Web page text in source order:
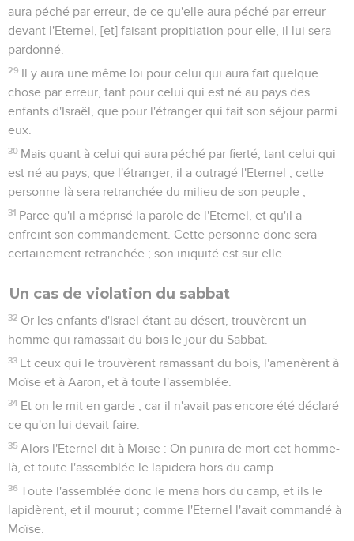
aura péché par erreur, de ce qu'elle aura péché par erreur
devant l'Eternel, [et] faisant propitiation pour elle, il lui sera
pardonné.
29 Il y aura une même loi pour celui qui aura fait quelque
chose par erreur, tant pour celui qui est né au pays des
enfants d'Israël, que pour l'étranger qui fait son séjour parmi
eux.
30 Mais quant à celui qui aura péché par fierté, tant celui qui
est né au pays, que l'étranger, il a outragé l'Eternel ; cette
personne-là sera retranchée du milieu de son peuple ;
31 Parce qu'il a méprisé la parole de l'Eternel, et qu'il a
enfreint son commandement. Cette personne donc sera
certainement retranchée ; son iniquité est sur elle.
Un cas de violation du sabbat
32 Or les enfants d'Israël étant au désert, trouvèrent un
homme qui ramassait du bois le jour du Sabbat.
33 Et ceux qui le trouvèrent ramassant du bois, l'amenèrent à
Moïse et à Aaron, et à toute l'assemblée.
34 Et on le mit en garde ; car il n'avait pas encore été déclaré
ce qu'on lui devait faire.
35 Alors l'Eternel dit à Moïse : On punira de mort cet homme-
là, et toute l'assemblée le lapidera hors du camp.
36 Toute l'assemblée donc le mena hors du camp, et ils le
lapidèrent, et il mourut ; comme l'Eternel l'avait commandé à
Moïse.